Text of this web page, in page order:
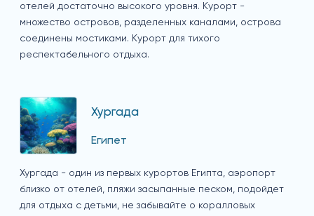
отелей достаточно высокого уровня. Курорт -
множество островов, разделенных каналами, острова
соединены мостиками. Курорт для тихого
респектабельного отдыха.
Хургада
Египет
Хургада - один из первых курортов Египта, аэропорт
близко от отелей, пляжи засыпанные песком, подойдет
для отдыха с детьми, не забывайте о коралловых